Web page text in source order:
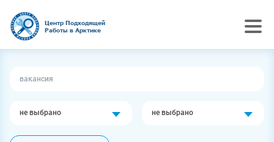
Центр Подходящей
Работы в Арктике
не выбрано не выбрано